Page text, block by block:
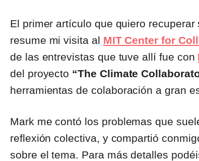
El primer artículo que quiero recuperar
resume mi visita al MIT Center for
de las entrevistas que tuve allí fue con
del proyecto “The Climate
herramientas de colaboración a gran
Mark me contó los problemas que
reflexión colectiva, y compartió
sobre el tema. Para más detalles